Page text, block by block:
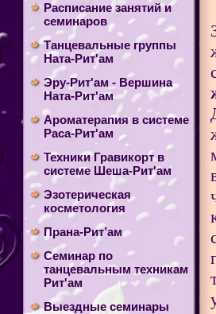
Расписание занятий и
семинаров
Танцевальные группы
Ната-Рит'ам
Эру-Рит'ам - Вершина
Ната-Рит'ам
Ароматерапия в системе
Раса-Рит'ам
Техники Гравикорт в
системе Шеша-Рит'ам
Эзотерическая
косметология
Прана-Рит’ам
Cеминар по
танцевальным техникам
Рит'ам
Выездные семинары